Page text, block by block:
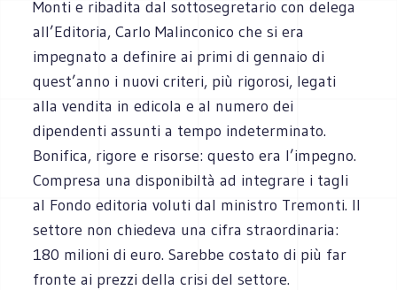
Monti e ribadita dal sottosegretario con delega
all’Editoria, Carlo Malinconico che si era
impegnato a definire ai primi di gennaio di
quest’anno i nuovi criteri, più rigorosi, legati
alla vendita in edicola e al numero dei
dipendenti assunti a tempo indeterminato.
Bonifica, rigore e risorse: questo era l’impegno.
Compresa una disponibiltà ad integrare i tagli
al Fondo editoria voluti dal ministro Tremonti. Il
settore non chiedeva una cifra straordinaria:
180 milioni di euro. Sarebbe costato di più far
fronte ai prezzi della crisi del settore.